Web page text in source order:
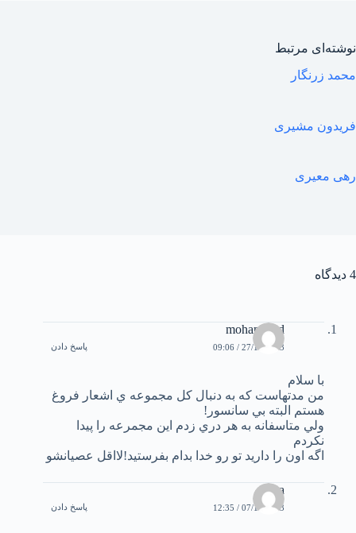
نوشته‌ای مرتبط
محمد زرنگار
فریدون مشیری
رهی معیری
4 دیدگاه
mohammad
27/11/2003 / 09:06 پاسخ دادن
با سلام
من مدتهاست كه به دنبال كل مجموعه ي اشعار فروغ
هستم البته بي سانسور!
ولي متاسفانه به هر دري زدم اين مجمرعه را پيدا
نكردم
اگه اون را داريد تو رو خدا بدام بفرستيد!لااقل عصيانشو
reza
07/12/2003 / 12:35 پاسخ دادن